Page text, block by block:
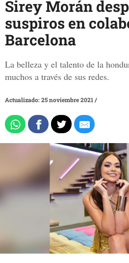
Sirey Morán
suspiros en
Barcelona
La belleza y el talento de la
muchos a través de sus redes.
Actualizado: 25 noviembre 2021 /